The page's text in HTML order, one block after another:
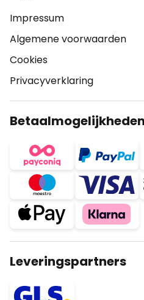
Impressum
Algemene voorwaarden
Cookies
Privacyverklaring
Betaalmogelijkheden
Leveringspartners